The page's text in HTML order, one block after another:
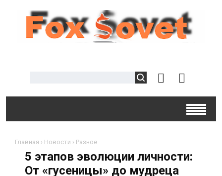
Главная › Новости › Разное
5 этапов эволюции личности:
От «гусеницы» до мудреца